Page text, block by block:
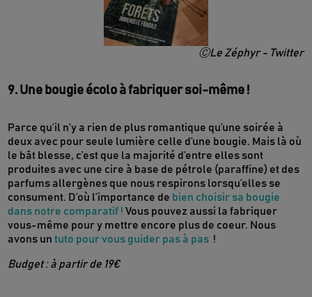
ⒸLe Zéphyr - Twitter
9. Une bougie écolo à fabriquer soi-même !
Parce qu’il n’y a rien de plus romantique qu’une soirée à
deux avec pour seule lumière celle d’une bougie. Mais là où
le bât blesse, c’est que la majorité d’entre elles sont
produites avec une cire à base de pétrole (paraffine) et des
parfums allergènes que nous respirons lorsqu’elles se
consument. D’où l’importance de bien choisir sa bougie
dans notre comparatif ! Vous pouvez aussi la fabriquer
vous-même pour y mettre encore plus de coeur. Nous
avons untuto pour vous guider pas à pas !
Budget : à partir de 19€